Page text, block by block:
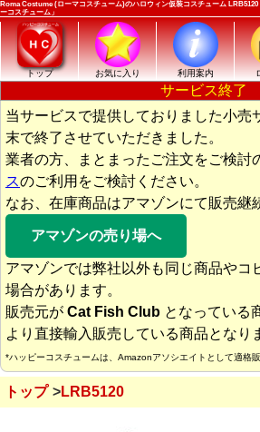
Roma Costume (ローマコスチューム)のハロウィン仮装コスチューム
ーコスチューム」
トップ お気に入り 利用案内
サービス終了
当サービスで提供しておりました小売
末で終了させていただきました。
業者の方、まとまったご注文をご検討
スのご利用をご検討ください。
なお、在庫商品はアマゾンにて販売継
アマゾンの売り場へ
アマゾンでは弊社以外も同じ商品やコ
場合があります。
販売元が Cat Fish Club となっている
より直接輸入販売している商品となり
*ハッピーコスチュームは、Amazonアソシエイトとして適格
トップ LRB5120